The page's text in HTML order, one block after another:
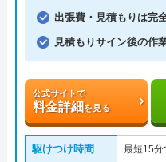
出張費・見積もりは完
見積もりサイン後の作
公式サイトで
料金詳細を見る
駆けつけ時間 最短15分